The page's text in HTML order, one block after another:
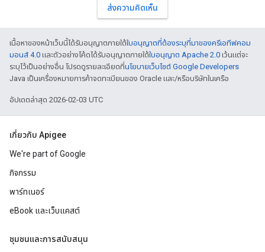
ส่งความคิดเห็น
เนื้อหาของหน้าเว็บนี้ได้รับอนุญาตภายใต้ใบอนุญาตที่ต้องระบุที่มาของครีเอทีฟคอม
มอนส์ 4.0 และตัวอย่างโค้ดได้รับอนุญาตภายใต้ใบอนุญาต Apache 2.0 เว้นแต่จะ
ระบุไว้เป็นอย่างอื่น โปรดดูรายละเอียดที่นโยบายเว็บไซต์ Google Developers
Java เป็นเครื่องหมายการค้าจดทะเบียนของ Oracle และ/หรือบริษัทในเครือ
อัปเดตล่าสุด 2026-02-03 UTC
เกี่ยวกับ Apigee
We're part of Google
กิจกรรม
พาร์ทเนอร์
eBook และเว็บแคสต์
ชุมชนและการสนับสนุน